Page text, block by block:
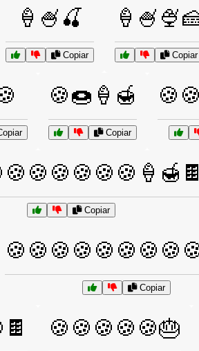
🍦🍧🍒
Copiar Copiar
🍪🍩🍦🍯
Copiar
Copiar
Copiar
🍪🍪🍪🍪🍪🎂